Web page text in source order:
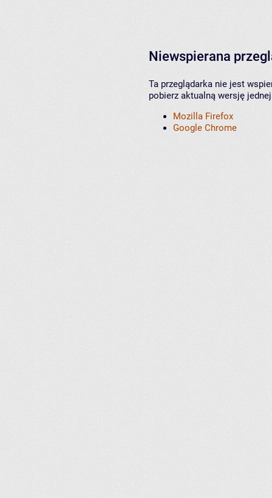
Niewspierana
Ta przeglądarka nie jest
pobierz aktualną wersję
Mozilla Firefox
Google Chrome